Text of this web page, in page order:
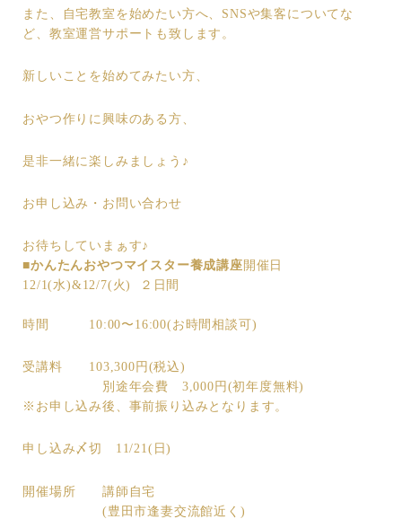
また、自宅教室を始めたい方へ、SNSや集客についてな
ど、教室運営サポートも致します。
新しいことを始めてみたい方、
おやつ作りに興味のある方、
是非一緒に楽しみましょう♪
お申し込み・お問い合わせ
お待ちしていまぁす♪
■かんたんおやつマイスター養成講座 開催日
12/1(水)&12/7(火) ２日間
時間 10:00〜16:00(お時間相談可)
受講料 103,300円(税込)
別途年会費 3,000円(初年度無料)
※お申し込み後、事前振り込みとなります。
申し込み〆切 11/21(日)
開催場所 講師自宅
(豊田市逢妻交流館近く)